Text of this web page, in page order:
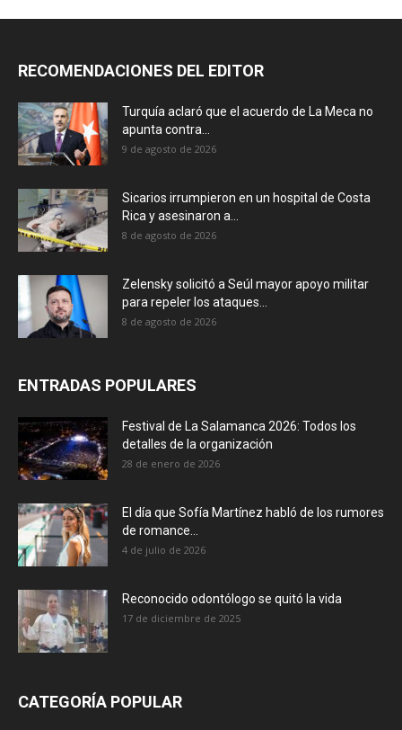
RECOMENDACIONES DEL EDITOR
Turquía aclaró que el acuerdo de La Meca no
apunta contra...
9 de agosto de 2026
Sicarios irrumpieron en un hospital de Costa
Rica y asesinaron a...
8 de agosto de 2026
Zelensky solicitó a Seúl mayor apoyo militar
para repeler los ataques...
8 de agosto de 2026
ENTRADAS POPULARES
Festival de La Salamanca 2026: Todos los
detalles de la organización
28 de enero de 2026
El día que Sofía Martínez habló de los rumores
de romance...
4 de julio de 2026
Reconocido odontólogo se quitó la vida
17 de diciembre de 2025
CATEGORÍA POPULAR